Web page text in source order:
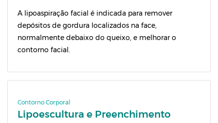
A lipoaspiração facial é indicada para remover
depósitos de gordura localizados na face,
normalmente debaixo do queixo, e melhorar o
contorno facial.
Contorno Corporal
Lipoescultura e Preenchimento